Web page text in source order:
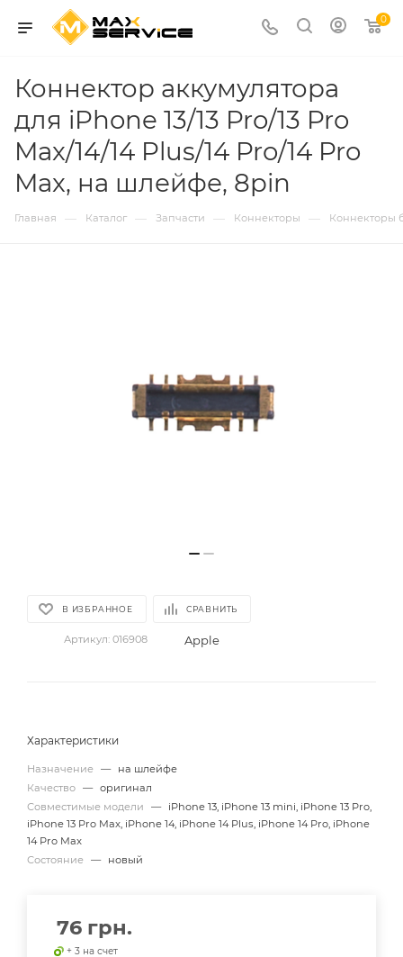
0
Коннектор аккумулятора
для iPhone 13/13 Pro/13 Pro
Max/14/14 Plus/14 Pro/14 Pro
Max, на шлейфе, 8pin
Главная — Каталог — Запчасти — Коннекторы — Коннекторы
В ИЗБРАННОЕ СРАВНИТЬ
Артикул: 016908 Apple
Характеристики
Назначение —
на шлейфе
Качество — оригинал
Совместимые модели
—
iPhone 13, iPhone 13 mini, iPhone 13 Pro,
iPhone 13 Pro Max, iPhone 14, iPhone 14 Plus, iPhone 14 Pro, iPhone
14 Pro Max
Состояние — новый
76 грн.
+ 3 на счет